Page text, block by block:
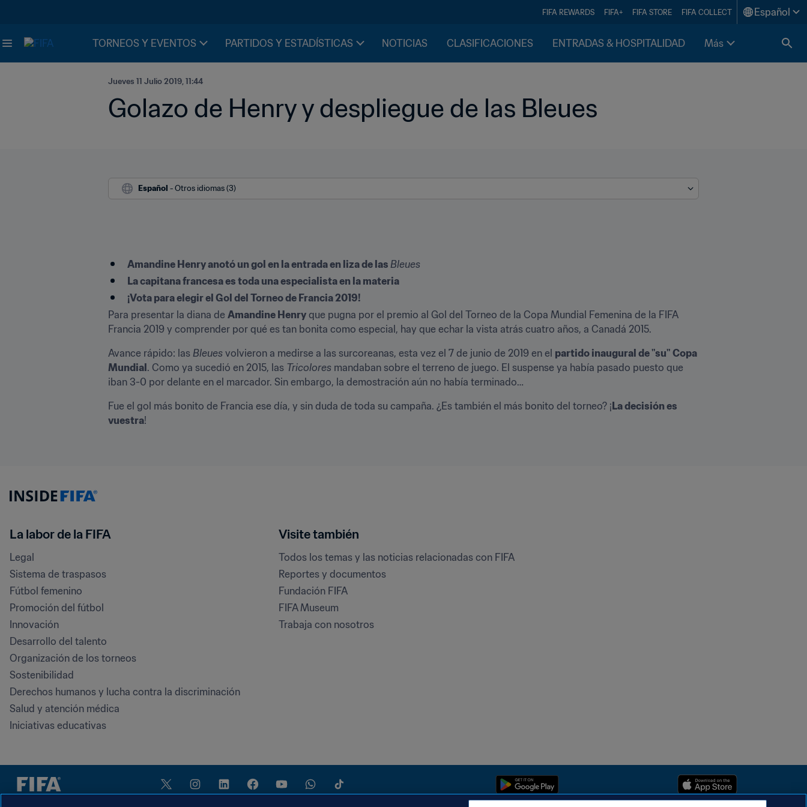
FIFA REWARDS FIFA+ FIFA STORE FIFA COLLECT Español
TORNEOS Y EVENTOS PARTIDOS Y ESTADÍSTICAS NOTICIAS CLASIFICACIONES ENTRADAS & HOSPITALIDAD Más
Jueves 11 Julio 2019, 11:44
Golazo de Henry y despliegue de las Bleues
Español - Otros idiomas (3)
Amandine Henry anotó un gol en la entrada en liza de las Bleues
La capitana francesa es toda una especialista en la materia
¡Vota para elegir el Gol del Torneo de Francia 2019!
Para presentar la diana de Amandine Henry que pugna por el premio al Gol del Torneo de la Copa Mundial Femenina de la FIFA
Francia 2019 y comprender por qué es tan bonita como especial, hay que echar la vista atrás cuatro años, a Canadá 2015.
Avance rápido: las Bleues volvieron a medirse a las surcoreanas, esta vez el 7 de junio de 2019 en el partido inaugural de "su" Copa
Mundial . Como ya sucedió en 2015, las Tricolores mandaban sobre el terreno de juego. El suspense ya había pasado puesto que
iban 3-0 por delante en el marcador. Sin embargo, la demostración aún no había terminado…
Fue el gol más bonito de Francia ese día, y sin duda de toda su campaña. ¿Es también el más bonito del torneo? ¡ La decisión es
vuestra!
La labor de la FIFA
Legal
Sistema de traspasos
Fútbol femenino
Promoción del fútbol
Innovación
Desarrollo del talento
Organización de los torneos
Sostenibilidad
Derechos humanos y lucha contra la discriminación
Salud y atención médica
Iniciativas educativas
Visite también
Todos los temas y las noticias relacionadas con FIFA
Reportes y documentos
Fundación FIFA
FIFA Museum
Trabaja con nosotros